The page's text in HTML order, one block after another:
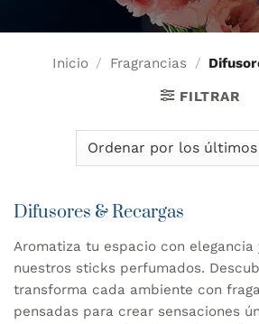
Inicio / Fragrancias /
FILTRAR
Difusores & Recargas
Aromatiza tu espacio con
nuestros sticks perfumados.
transforma cada ambiente con
pensadas para crear sensaciones